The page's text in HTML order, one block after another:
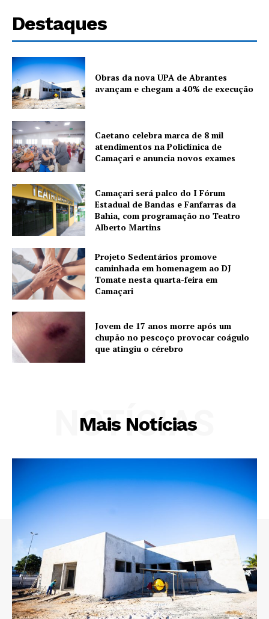
Destaques
Obras da nova UPA de Abrantes
avançam e chegam a 40% de execução
Caetano celebra marca de 8 mil
atendimentos na Policlínica de
Camaçari e anuncia novos exames
Camaçari será palco do I Fórum
Estadual de Bandas e Fanfarras da
Bahia, com programação no Teatro
Alberto Martins
Projeto Sedentários promove
caminhada em homenagem ao DJ
Tomate nesta quarta-feira em
Camaçari
Jovem de 17 anos morre após um
chupão no pescoço provocar coágulo
que atingiu o cérebro
Mais Notícias
NOTÍCIAS